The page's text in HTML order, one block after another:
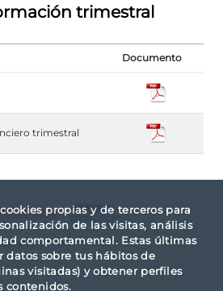
propias y de terceros para
de las visitas, análisis
comportamental. Estas últimas
datos sobre tus hábitos de
visitadas) y obtener perfiles
contenidos.
trimestral
Documento
trimestral
formato
basándose en la